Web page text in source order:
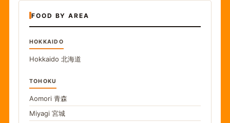
FOOD BY AREA
HOKKAIDO
Hokkaido 北海道
TOHOKU
Aomori 青森
Miyagi 宮城